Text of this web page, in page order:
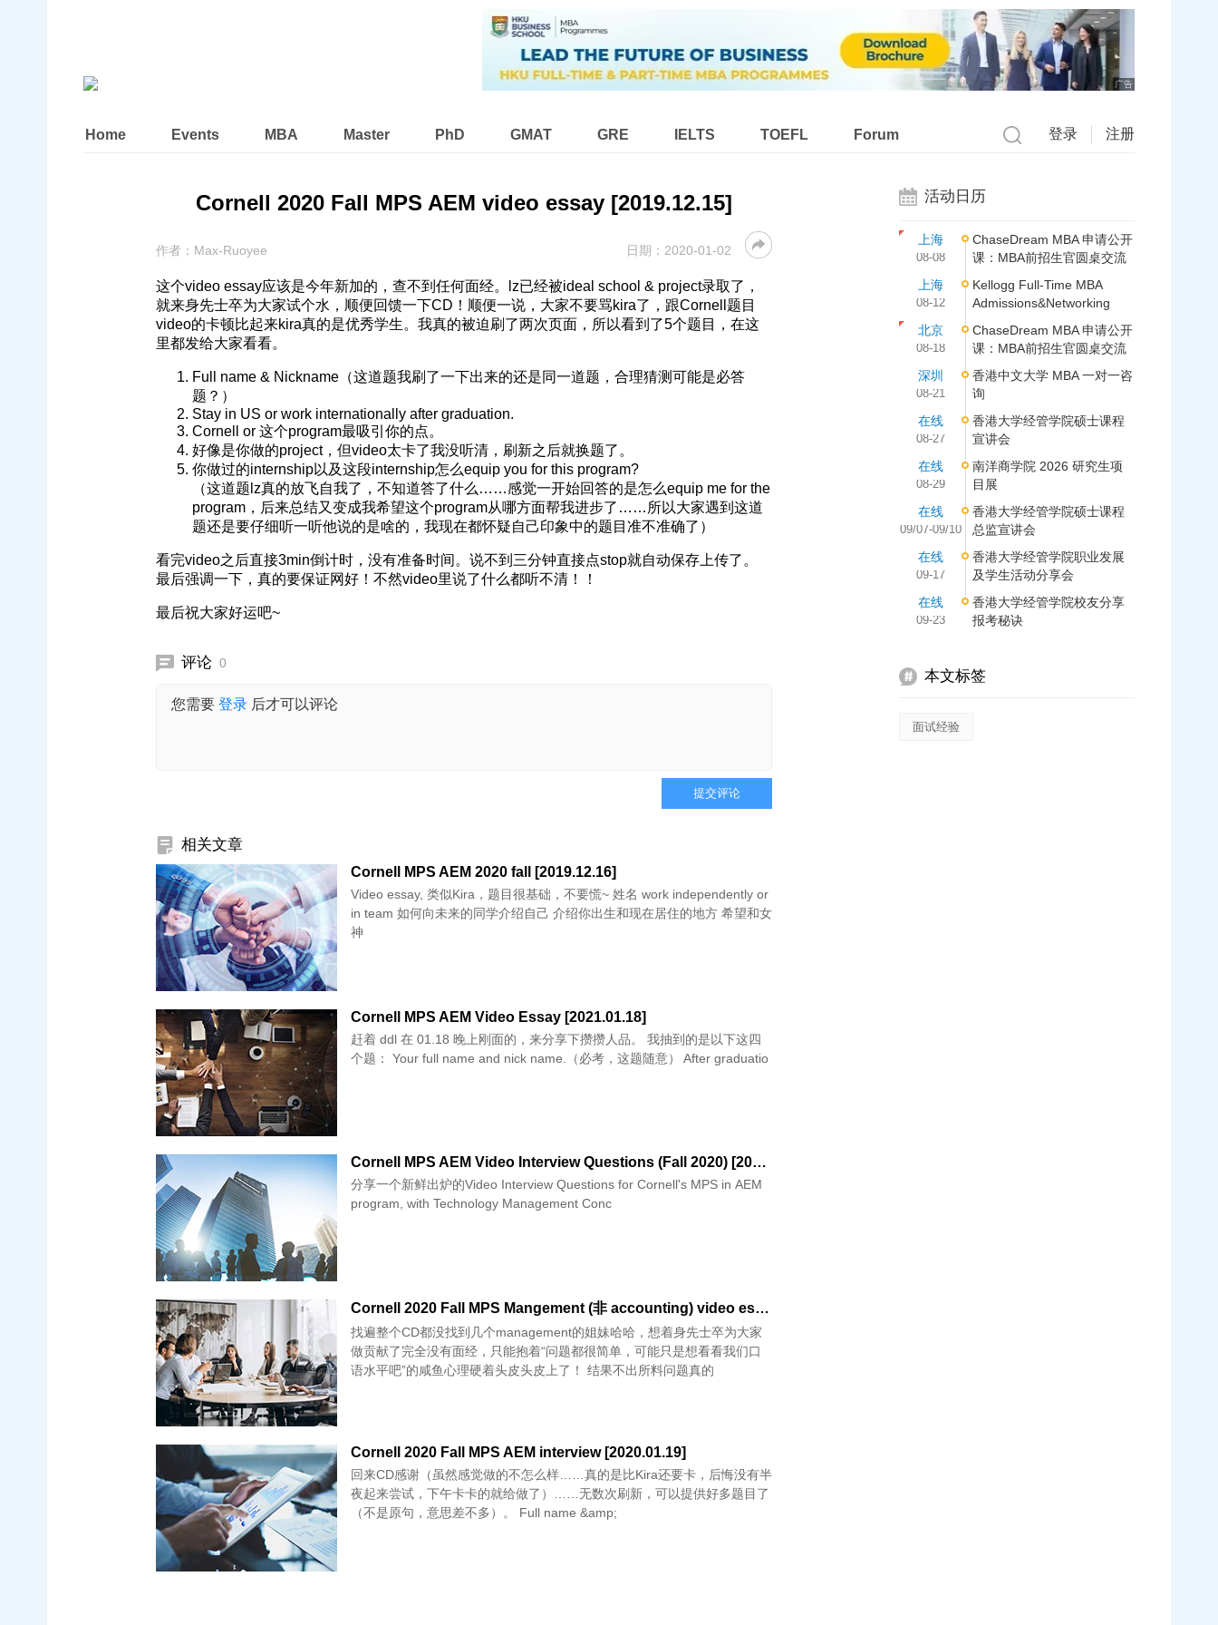
广告
Home Events MBA Master PhD GMAT GRE IELTS TOEFL Forum 登录 注册
Cornell 2020 Fall MPS AEM video essay [2019.12.15]
作者： Max-Ruoyee 日期： 2020-01-02
这个video essay应该是今年新加的，查不到任何面经。lz已经被ideal school & project录取了，
就来身先士卒为大家试个水，顺便回馈一下CD！顺便一说，大家不要骂kira了，跟Cornell题目
video的卡顿比起来kira真的是优秀学生。我真的被迫刷了两次页面，所以看到了5个题目，在这
里都发给大家看看。
Full name & Nickname（这道题我刷了一下出来的还是同一道题，合理猜测可能是必答
题？）
Stay in US or work internationally after graduation.
Cornell or 这个program最吸引你的点。
好像是你做的project，但video太卡了我没听清，刷新之后就换题了。
你做过的internship以及这段internship怎么equip you for this program?
（这道题lz真的放飞自我了，不知道答了什么……感觉一开始回答的是怎么equip me for the
program，后来总结又变成我希望这个program从哪方面帮我进步了……所以大家遇到这道
题还是要仔细听一听他说的是啥的，我现在都怀疑自己印象中的题目准不准确了）
看完video之后直接3min倒计时，没有准备时间。说不到三分钟直接点stop就自动保存上传了。
最后强调一下，真的要保证网好！不然video里说了什么都听不清！！
最后祝大家好运吧~
评论 0
您需要 登录 后才可以评论
提交评论
相关文章
Cornell MPS AEM 2020 fall [2019.12.16]
Video essay, 类似Kira，题目很基础，不要慌~ 姓名 work independently or
in team 如何向未来的同学介绍自己 介绍你出生和现在居住的地方 希望和女
神
Cornell MPS AEM Video Essay [2021.01.18]
赶着 ddl 在 01.18 晚上刚面的，来分享下攒攒人品。 我抽到的是以下这四
个题： Your full name and nick name.（必考，这题随意） After graduatio
Cornell MPS AEM Video Interview Questions (Fall 2020) [2019.12.30]
分享一个新鲜出炉的Video Interview Questions for Cornell's MPS in AEM
program, with Technology Management Conc
Cornell 2020 Fall MPS Mangement (非 accounting) video essay 面经 [2019.12.15]
找遍整个CD都没找到几个management的姐妹哈哈，想着身先士卒为大家
做贡献了完全没有面经，只能抱着“问题都很简单，可能只是想看看我们口
语水平吧”的咸鱼心理硬着头皮头皮上了！ 结果不出所料问题真的
Cornell 2020 Fall MPS AEM interview [2020.01.19]
回来CD感谢（虽然感觉做的不怎么样……真的是比Kira还要卡，后悔没有半
夜起来尝试，下午卡卡的就给做了）……无数次刷新，可以提供好多题目了
（不是原句，意思差不多）。 Full name &amp;
活动日历
上海
08-08
ChaseDream MBA 申请公开
课：MBA前招生官圆桌交流
上海
08-12
Kellogg Full-Time MBA
Admissions&Networking
北京
08-18
ChaseDream MBA 申请公开
课：MBA前招生官圆桌交流
深圳
08-21
香港中文大学 MBA 一对一咨
询
在线
08-27
香港大学经管学院硕士课程
宣讲会
在线
08-29
南洋商学院 2026 研究生项
目展
在线
09/07-09/10
香港大学经管学院硕士课程
总监宣讲会
在线
09-17
香港大学经管学院职业发展
及学生活动分享会
在线
09-23
香港大学经管学院校友分享
报考秘诀
本文标签
面试经验